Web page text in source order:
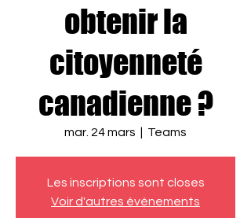
obtenir la
citoyenneté
canadienne ?
mar. 24 mars Teams
Les inscriptions sont closes
Voir d'autres événements